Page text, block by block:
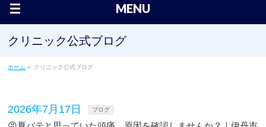
MENU
クリニック公式ブログ
ホーム » クリニック公式ブログ
2026年7月17日 ブログ